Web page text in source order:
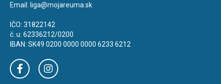
Email: liga@mojareuma.sk
IČO: 31822142
č. u: 62336212/0200
IBAN: SK49 0200 0000 0000 6233 6212